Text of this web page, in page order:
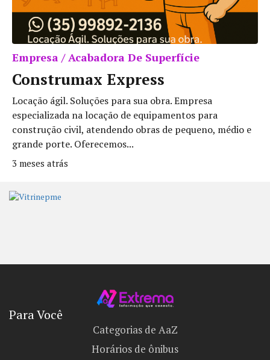
Empresa / Acabadora De Superfície
Construmax Express
Locação ágil. Soluções para sua obra. Empresa
especializada na locação de equipamentos para
construção civil, atendendo obras de pequeno, médio e
grande porte. Oferecemos...
3 meses atrás
Para Você
Categorias de AaZ
Horários de ônibus